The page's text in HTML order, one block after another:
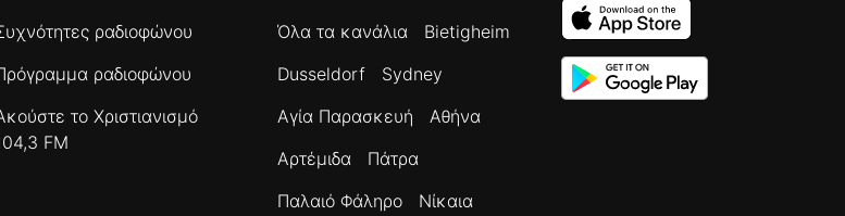
ραδιοφώνου
ραδιοφώνου
το Χριστιανισμό
FM
Όλα τα κανάλια
Bietigheim
Dusseldorf
Sydney
Αγία Παρασκευή
Αθήνα
Αρτέμιδα
Πάτρα
Παλαιό Φάληρο
Νίκαια